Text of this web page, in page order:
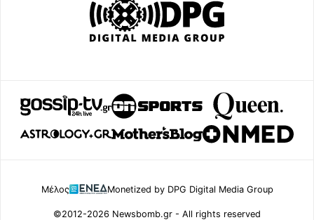
Μέλος Monetized by DPG Digital Media Group
©2012-2026 Newsbomb.gr - All rights reserved